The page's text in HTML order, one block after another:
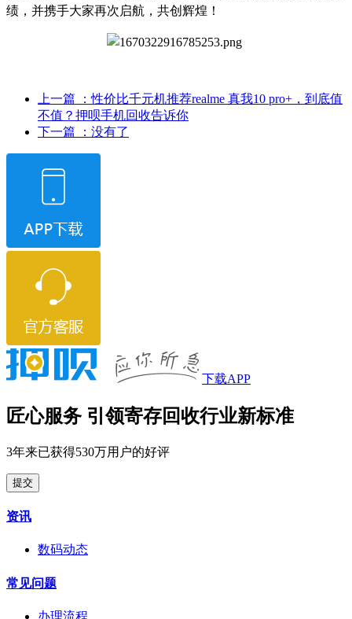
绩，并携手大家再次启航，共创辉煌！
上一篇
：性价比千元机推荐realme 真我10 pro+，到底值
不值？押呗手机回收告诉你
下一篇
：没有了
下载APP
匠心服务 引领寄存回收行业新标准
3年来已获得530万用户的好评
提交
资讯
数码动态
常见问题
办理流程